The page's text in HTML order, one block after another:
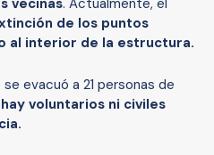
de los puntos
al interior de la estructura.
evacuó a 21 personas de
voluntarios ni civiles